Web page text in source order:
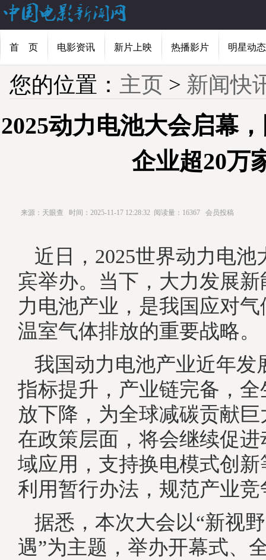
首 页 电影资讯 新片上映 热播影片 明星动态
您的位置： 主页 > 新闻快
2025动力电池大会启幕
企业超20万
来源：天眼查 时间：2025-11-17 12:28:32 阅读量：16367 会员投稿
近日，2025世界动力电池
宾举办。当下，大力发展
力电池产业，是我国应对
温室气体排放的重要战略。
我国动力电池产业近年发
指标提升，产业链完备，
放下降，为全球减碳贡献
在政策层面，将会继续促
域应用，支持换电模式创
利用暂行办法，规范产业竞
据悉，本次大会以“新视
遇”为主题，举办开幕式、